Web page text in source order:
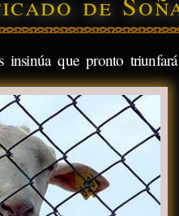
insinúa que pronto